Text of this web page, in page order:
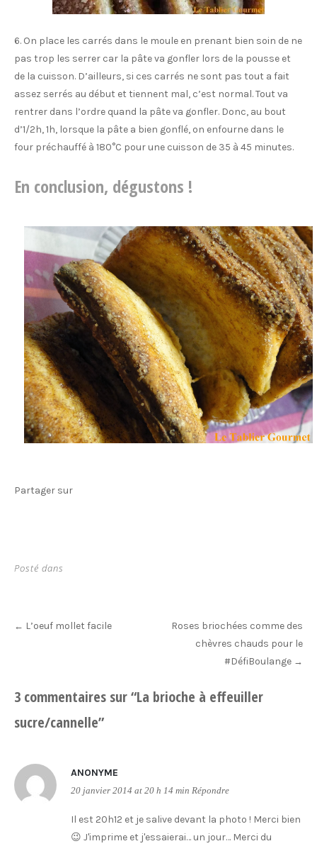
6. On place les carrés dans le moule en prenant bien soin de ne
pas trop les serrer car la pâte va gonfler lors de la pousse et
de la cuisson. D’ailleurs, si ces carrés ne sont pas tout a fait
assez serrés au début et tiennent mal, c’est normal. Tout va
rentrer dans l’ordre quand la pâte va gonfler. Donc, au bout
d’1/2h, 1h, lorsque la pâte a bien gonflé, on enfourne dans le
four préchauffé à 180°C pour une cuisson de 35 à 45 minutes.
En conclusion, dégustons !
Partager sur
Posté dans
Post
← L’oeuf mollet facile
Roses briochées comme des
chèvres chauds pour le
#DéfiBoulange →
3 commentaires sur “La brioche à effeuiller
sucre/cannelle”
ANONYME
20 janvier 2014 at 20 h 14 min Répondre
Il est 20h12 et je salive devant la photo ! Merci bien
😉 J'imprime et j'essaierai… un jour… Merci du